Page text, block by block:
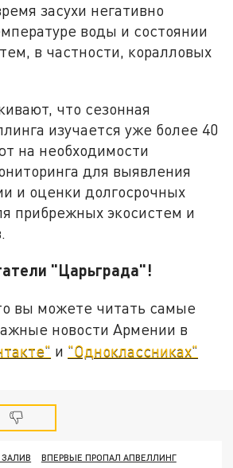
засухи негативно
воды и состоянии
в частности, коралловых
что сезонная
изучается уже более 40
на необходимости
для выявления
и оценки долгосрочных
прибрежных экосистем и
"Царьграда"!
вы можете читать самые
новости Армении в
и "Одноклассниках"
ВПЕРВЫЕ ПРОПАЛ АПВЕЛЛИНГ